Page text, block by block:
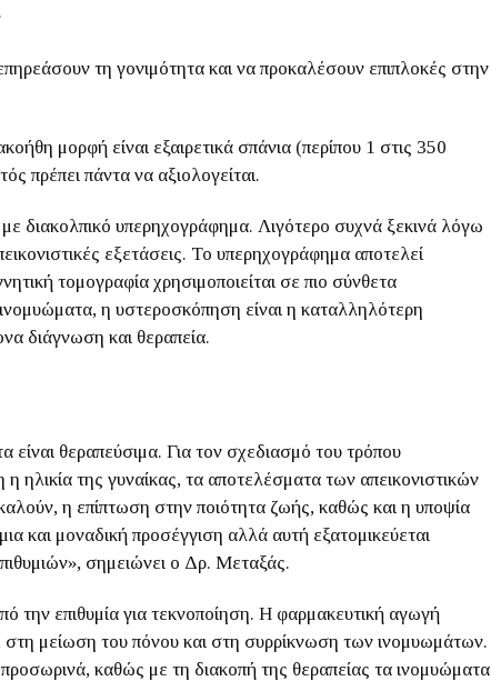
τη γονιμότητα και να προκαλέσουν επιπλοκές στην
μορφή είναι εξαιρετικά σπάνια (περίπου 1 στις 350
πρέπει πάντα να αξιολογείται.
διακολπικό υπερηχογράφημα. Λιγότερο συχνά ξεκινά λόγω
εξετάσεις. Το υπερηχογράφημα αποτελεί
τομογραφία χρησιμοποιείται σε πιο σύνθετα
η υστεροσκόπηση είναι η καταλληλότερη
διάγνωση και θεραπεία.
είναι θεραπεύσιμα. Για τον σχεδιασμό του τρόπου
ηλικία της γυναίκας, τα αποτελέσματα των απεικονιστικών
η επίπτωση στην ποιότητα ζωής, καθώς και η υποψία
και μοναδική προσέγγιση αλλά αυτή εξατομικεύεται
σημειώνει ο Δρ. Μεταξάς.
την επιθυμία για τεκνοποίηση. Η φαρμακευτική αγωγή
στη μείωση του πόνου και στη συρρίκνωση των ινομυωμάτων.
καθώς με τη διακοπή της θεραπείας τα ινομυώματα